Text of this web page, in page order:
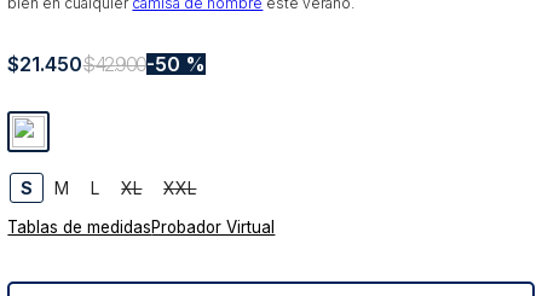
$21.450$42.900 50 %
S M L XL XXL
Tablas de medidasProbador Virtual
pantalon
5.
jeans
7.
8
blazer
9.
poleron